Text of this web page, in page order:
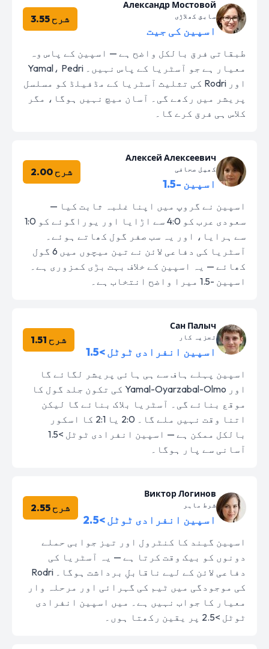
Александр Мостовой
سابق کھلاڑی
اسپین کی جیت
شرح 3.55
طبقاتی فرق بالکل واضح ہے — اسپین کے پاس وہ
معیار ہے جو آسٹریا کے پاس نہیں۔ Yamal، Pedri
اور Rodri کی تثلیث آسٹریا کے مڈفیلڈ کو مسلسل
پریشر میں رکھے گی۔ آسان میچ نہیں ہوگا، مگر
کلاس ہی فرق کرے گا۔
Алексей Алексеевич
کھیل صحافی
اسپین -1.5
شرح 2.00
اسپین نے گروپ میں اپنا غلبہ ثابت کیا —
سعودی عرب کو 4:0 سے اڑایا اور یوراگوئے کو 1:0
سے ہرایا، اور یہ سب صفر گول کھاتے ہوئے۔
آسٹریا کی دفاعی لائن نے تین میچوں میں 6 گول
کھائے — یہ اسپین کے خلاف بہت بڑی کمزوری ہے۔
اسپین -1.5 میرا واضح انتخاب ہے۔
Сан Палыч
تجزیہ کار
اسپین انفرادی ٹوٹل >1.5
شرح 1.51
اسپین پہلے ہاف سے ہی ہائی پریشر لگائے گا
اور Yamal-Oyarzabal-Olmo کی تکون جلد گول کا
موقع بنائے گی۔ آسٹریا بلاک بنائے گا لیکن
اتنا وقت نہیں ملے گا۔ 2:0 یا 2:1 کا اسکور
بالکل ممکن ہے — اسپین انفرادی ٹوٹل >1.5
آسانی سے پار ہوگا۔
Виктор Логинов
شرط ماہر
اسپین انفرادی ٹوٹل >2.5
شرح 2.55
اسپین گیند کا کنٹرول اور تیز جوابی حملے
دونوں کو بیک وقت کرتا ہے — یہ آسٹریا کی
دفاعی لائن کے لیے ناقابلِ برداشت ہوگا۔ Rodri
کی موجودگی میں ٹیم کی گہرائی اور مرحلہ وار
معیار کا جواب نہیں ہے۔ میں اسپین انفرادی
ٹوٹل >2.5 پر یقین رکھتا ہوں۔